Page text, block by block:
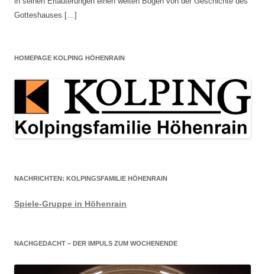
Gotteshauses […]
HOMEPAGE KOLPING HÖHENRAIN
NACHRICHTEN: KOLPINGSFAMILIE HÖHENRAIN
Spiele-Gruppe in Höhenrain
NACHGEDACHT – DER IMPULS ZUM WOCHENENDE